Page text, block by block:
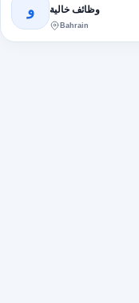
و وظائف خالية
Bahrain